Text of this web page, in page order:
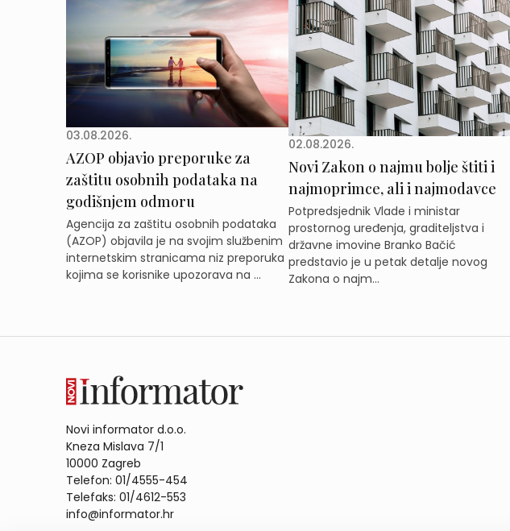
03.08.2026.
AZOP objavio preporuke za
zaštitu osobnih podataka na
godišnjem odmoru
Agencija za zaštitu osobnih podataka
(AZOP) objavila je na svojim službenim
internetskim stranicama niz preporuka
kojima se korisnike upozorava na ...
02.08.2026.
Novi Zakon o najmu bolje štiti i
najmoprimce, ali i najmodavce
Potpredsjednik Vlade i ministar
prostornog uređenja, graditeljstva i
državne imovine Branko Bačić
predstavio je u petak detalje novog
Zakona o najm...
Novi informator d.o.o.
Kneza Mislava 7/1
10000 Zagreb
Telefon: 01/4555-454
Telefaks: 01/4612-553
info@informator.hr